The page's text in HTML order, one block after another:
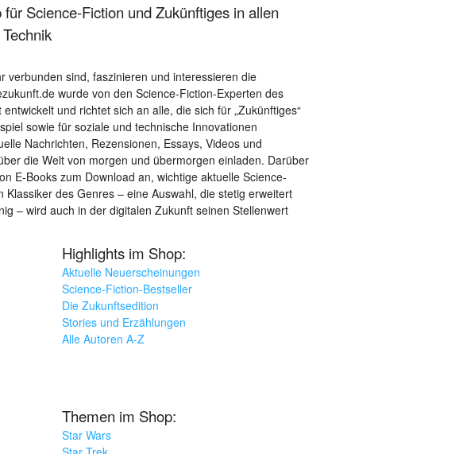
Science-Fiction und Zukünftiges in allen
verbunden sind, faszinieren und interessieren die
wurde von den Science-Fiction-Experten des
und richtet sich an alle, die sich für „Zukünftiges“
sowie für soziale und technische Innovationen
Nachrichten, Rezensionen, Essays, Videos und
die Welt von morgen und übermorgen einladen. Darüber
E-Books zum Download an, wichtige aktuelle Science-
des Genres – eine Auswahl, die stetig erweitert
– wird auch in der digitalen Zukunft seinen Stellenwert
Highlights im Shop:
Aktuelle Neuerscheinungen
Science-Fiction-Bestseller
Die Zukunftsedition
Stories und Erzählungen
Alle Autoren A-Z
Themen im Shop:
Star Wars